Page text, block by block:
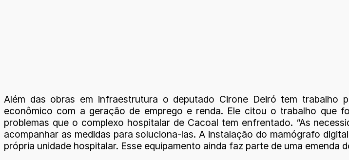
Além das obras em infraestrutura o deputado Cirone Deiró tem trabalho
econômico com a geração de emprego e renda. Ele citou o trabalho que
problemas que o complexo hospitalar de Cacoal tem enfrentado. “As
acompanhar as medidas para soluciona-las. A instalação do mamógrafo
própria unidade hospitalar. Esse equipamento ainda faz parte de uma emenda